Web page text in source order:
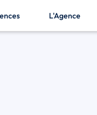
L'Agence